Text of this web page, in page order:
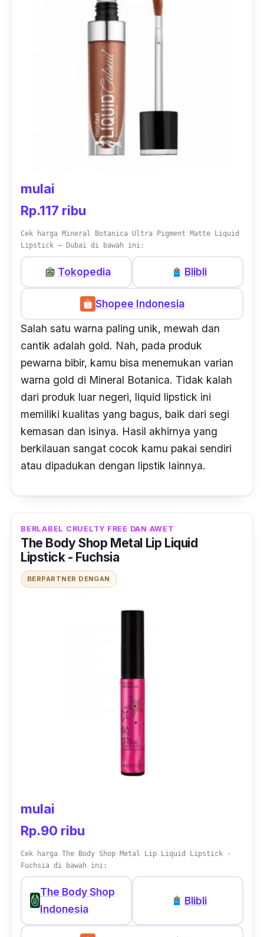
mulai
Rp.117 ribu
Cek harga Mineral Botanica Ultra Pigment Matte Liquid
Lipstick – Dubai di bawah ini:
Tokopedia Blibli
Shopee Indonesia
Salah satu warna paling unik, mewah dan
cantik adalah gold. Nah, pada produk
pewarna bibir, kamu bisa menemukan varian
warna gold di Mineral Botanica. Tidak kalah
dari produk luar negeri, liquid lipstick ini
memiliki kualitas yang bagus, baik dari segi
kemasan dan isinya. Hasil akhirnya yang
berkilauan sangat cocok kamu pakai sendiri
atau dipadukan dengan lipstik lainnya.
BERLABEL CRUELTY FREE DAN AWET
The Body Shop Metal Lip Liquid
Lipstick - Fuchsia
BERPARTNER DENGAN
mulai
Rp.90 ribu
Cek harga The Body Shop Metal Lip Liquid Lipstick -
Fuchsia di bawah ini:
The Body Shop
Indonesia
Blibli